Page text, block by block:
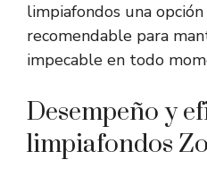
limpiafondos una
recomendable para
impecable en todo
Desempeño y
limpiafondos